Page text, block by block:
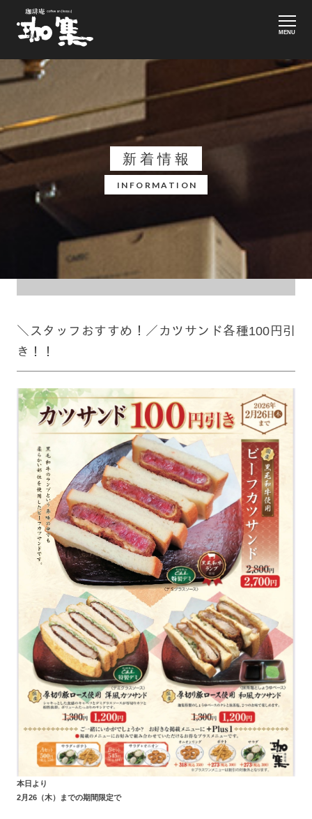
MENU
新着情報
INFORMATION
＼スタッフおすすめ！／カツサンド各種100円引
き！！
本日より
2月26（木）までの期間限定で